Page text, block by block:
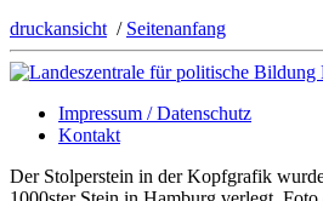
druckansicht / Seitenanfang
Impressum / Datenschutz
Kontakt
Der Stolperstein in der Kopfgrafik